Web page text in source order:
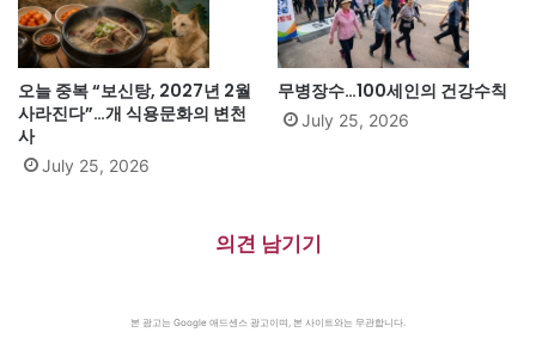
오늘 중복 “보신탕, 2027년 2월
사라진다”…개 식용문화의 변천
사
July 25, 2026
무병장수…100세인의 건강수칙
July 25, 2026
의견 남기기
본 광고는 Google 애드센스 광고이며, 본 사이트와는 무관합니다.